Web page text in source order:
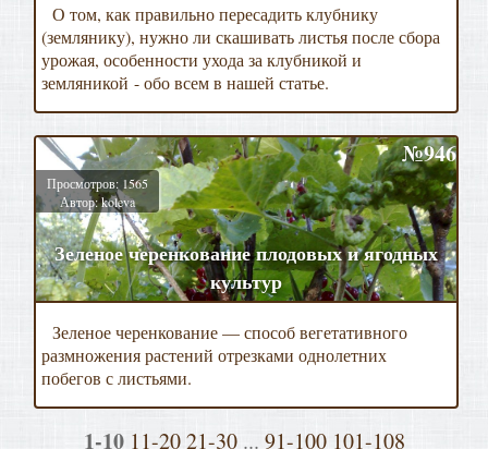
О том, как правильно пересадить клубнику
(землянику), нужно ли скашивать листья после сбора
урожая, особенности ухода за клубникой и
земляникой - обо всем в нашей статье.
№946
Просмотров: 1565
Автор: koleva
Зеленое черенкование плодовых и ягодных
культур
Зеленое черенкование — способ вегетативного
размножения растений отрезками однолетних
побегов с листьями.
1-10 11-20 21-30 ... 91-100 101-108